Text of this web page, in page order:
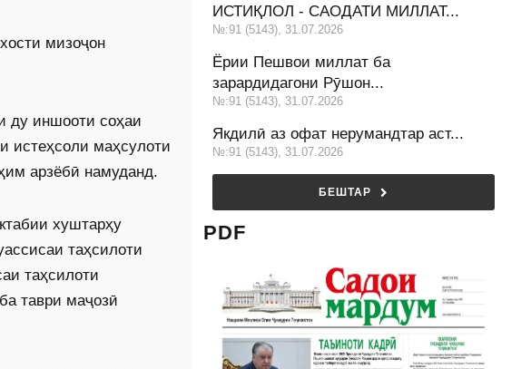
мизоҷон
ду иншооти соҳаи
истеҳсоли маҳсулоти
арзёбӣ намуданд.
хуштарҳу
таҳсилоти
таҳсилоти
таври маҷозӣ
ИСТИҚЛОЛ - САОДАТИ МИЛЛАТ...
№:91 (5143), 31.07.2026
Ёрии Пешвои миллат ба
зарардидагони Рӯшон...
№:91 (5143), 31.07.2026
Якдилӣ аз офат нерумандтар аст...
№:91 (5143), 31.07.2026
БЕШТАР
PDF